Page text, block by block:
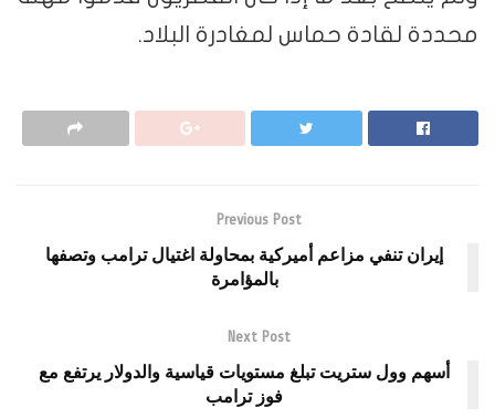
محددة لقادة حماس لمغادرة البلاد.
Previous Post
إيران تنفي مزاعم أميركية بمحاولة اغتيال ترامب وتصفها
بالمؤامرة
Next Post
أسهم وول ستريت تبلغ مستويات قياسية والدولار يرتفع مع
فوز ترامب